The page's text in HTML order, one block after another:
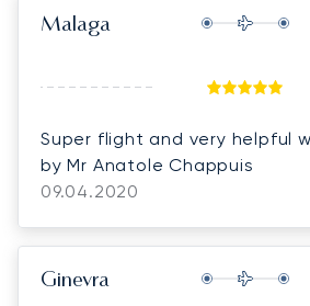
Malaga
Super flight and very helpful
by Mr Anatole Chappuis
09.04.2020
Ginevra